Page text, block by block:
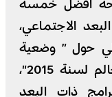
أفضل خمسة
الاجتماعي،
حول ” وضعية
شبكات الأمان الاجتماعي في العالم لسنة 2015″،
ذات البعد